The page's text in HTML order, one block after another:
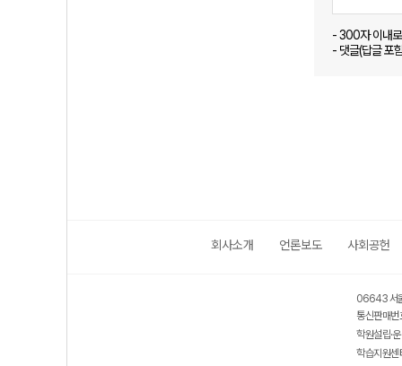
- 300자 이내
- 댓글(답글 포
회사소개 언론보도 사회공헌
06643 서
통신판매
학원설립·
학습지원